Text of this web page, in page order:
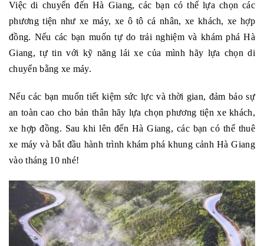
Việc di chuyển đến Hà Giang, các bạn có thể lựa chọn các
phương tiện như xe máy, xe ô tô cá nhân, xe khách, xe hợp
đồng. Nếu các bạn muốn tự do trải nghiệm và khám phá Hà
Giang, tự tin với kỹ năng lái xe của mình hãy lựa chọn di
chuyển bằng xe máy.
Nếu các bạn muốn tiết kiệm sức lực và thời gian, đảm bảo sự
an toàn cao cho bản thân hãy lựa chọn phương tiện xe khách,
xe hợp đồng. Sau khi lên đến Hà Giang, các bạn có thể thuê
xe máy và bắt đầu hành trình khám phá khung cảnh Hà Giang
vào tháng 10 nhé!